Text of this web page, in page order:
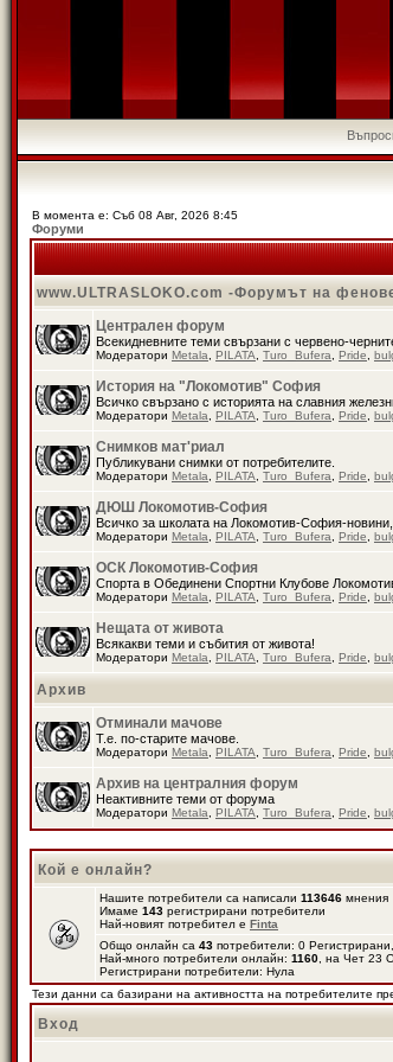
В момента е: Съб 08 Авг, 2026 8:45
Форуми
www.ULTRASLOKO.com -Форумът на
Централен форум
Всекидневните теми свързани с червено-
Модератори Metala PILATA Turo_Bufera Pride
История на "Локомотив" София
Всичко свързано с историята на славния
Модератори Metala PILATA Turo_Bufera Pride
Снимков мат'риал
Публикувани снимки от потребителите.
Модератори Metala PILATA Turo_Bufera Pride
ДЮШ Локомотив-София
Всичко за школата на Локомотив-София-
Модератори Metala PILATA Turo_Bufera Pride
ОСК Локомотив-София
Спорта в Обединени Спортни Клубове
Модератори Metala PILATA Turo_Bufera Pride
Нещата от живота
Всякакви теми и събития от живота!
Модератори Metala PILATA Turo_Bufera Pride
Архив
Отминали мачове
Т.е. по-старите мачове.
Модератори Metala PILATA Turo_Bufera Pride
Архив на централния форум
Неактивните теми от форума
Модератори Metala PILATA Turo_Bufera Pride
Кой е онлайн?
Нашите потребители са написали 113646 мнения
Имаме 143 регистрирани потребители
Най-новият потребител е Finta
Общо онлайн са 43 потребители: 0
Най-много потребители онлайн: 1160 , на Чет 23
Регистрирани потребители: Нула
Тези данни са базирани на активността на потребителите
Вход